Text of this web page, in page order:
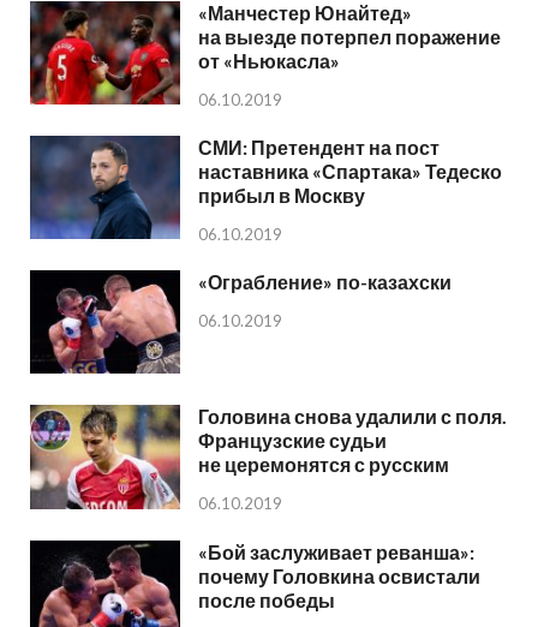
«Манчестер Юнайтед»
на выезде потерпел поражение
от «Ньюкасла»
06.10.2019
СМИ: Претендент на пост
наставника «Спартака» Тедеско
прибыл в Москву
06.10.2019
«Ограбление» по-казахски
06.10.2019
Головина снова удалили с поля.
Французские судьи
не церемонятся с русским
06.10.2019
«Бой заслуживает реванша»:
почему Головкина освистали
после победы